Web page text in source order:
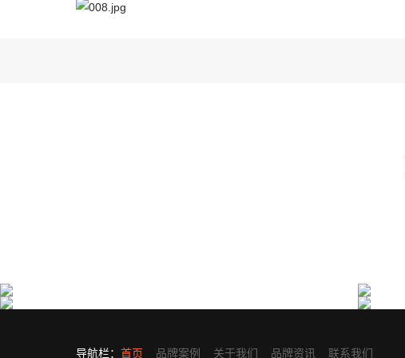
亘一专业药品包装设计公司为复旦张江生物医···
导航栏： 首页 品牌案例 关于我们 品牌资讯 联系我们